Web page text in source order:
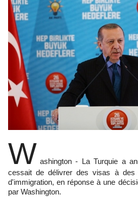
W ashington - La Turquie a
cessait de délivrer des visas à des
d'immigration, en réponse à une
par Washington.